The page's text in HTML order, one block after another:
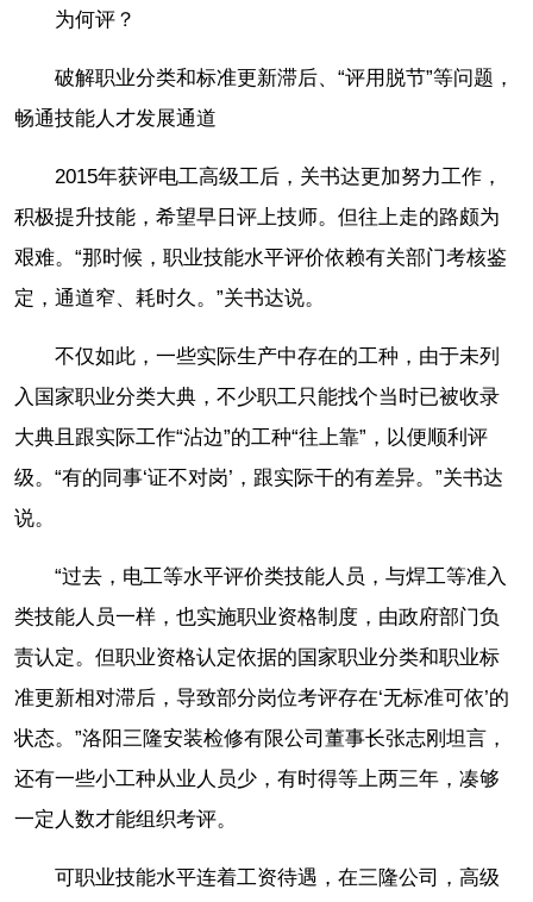
为何评？
破解职业分类和标准更新滞后、“评用脱节”等问题，
畅通技能人才发展通道
2015年获评电工高级工后，关书达更加努力工作，
积极提升技能，希望早日评上技师。但往上走的路颇为
艰难。“那时候，职业技能水平评价依赖有关部门考核鉴
定，通道窄、耗时久。”关书达说。
不仅如此，一些实际生产中存在的工种，由于未列
入国家职业分类大典，不少职工只能找个当时已被收录
大典且跟实际工作“沾边”的工种“往上靠”，以便顺利评
级。“有的同事‘证不对岗’，跟实际干的有差异。”关书达
说。
“过去，电工等水平评价类技能人员，与焊工等准入
类技能人员一样，也实施职业资格制度，由政府部门负
责认定。但职业资格认定依据的国家职业分类和职业标
准更新相对滞后，导致部分岗位考评存在‘无标准可依’的
状态。”洛阳三隆安装检修有限公司董事长张志刚坦言，
还有一些小工种从业人员少，有时得等上两三年，凑够
一定人数才能组织考评。
可职业技能水平连着工资待遇，在三隆公司，高级